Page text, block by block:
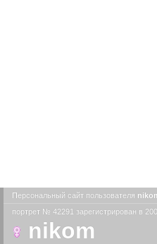
Персональный сайт пользователя
портрет № 42291 зарегистрирован в
nikom